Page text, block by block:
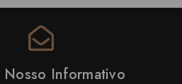
Nosso Informativo